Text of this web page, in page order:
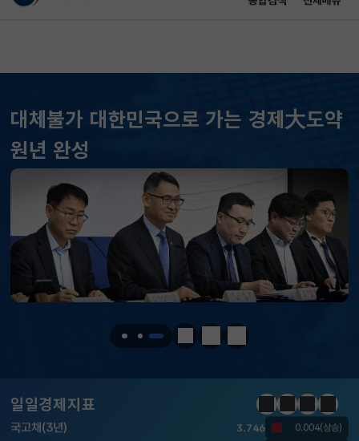
대체불가 대한민국으로 가는 경제大도약
원년 완성
정지 이전 다음
일일경제지표
KOSPI 6258.77 37.61(하락)
KOSDAQ 798.81 2.86(하락)
국고채(3년) 3.746 0.004(상승)
달러-원 1410.6000 13.2000(하락)
국고채(3년) 3.746 0.004(상승)
정지이전다음일일경